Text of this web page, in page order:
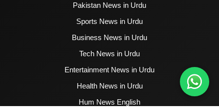
Pakistan News in Urdu
Sports News in Urdu
Business News in Urdu
Tech News in Urdu
Entertainment News in Urdu
Health News in Urdu
Hum News English